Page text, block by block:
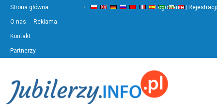
Strona główna
O nas Reklama
Kontakt
Partnerzy
‹ ›
Logowanie |